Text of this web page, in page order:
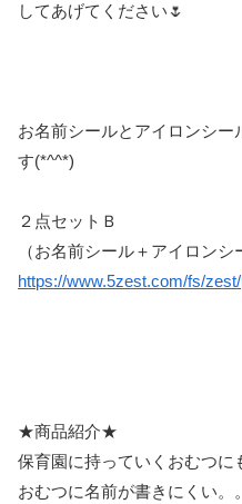
してあげてください🌷
お名前シールとアイロンシ
す(*^^*)
２点セットＢ
（お名前シール＋アイロンシ
https://www.5zest.com/fs/
★商品紹介★
保育園に持っていくおむつに
おむつに名前が書きにくい。